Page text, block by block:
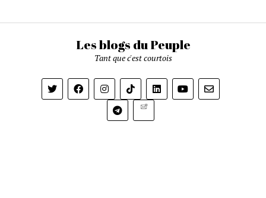
Les blogs du Peuple
Tant que c'est courtois